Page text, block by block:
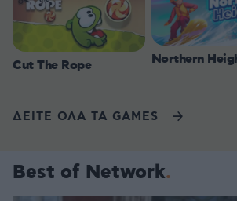
Cut The Rope Northern
ΔΕΙΤΕ ΟΛΑ ΤΑ GAMES
Best of Network